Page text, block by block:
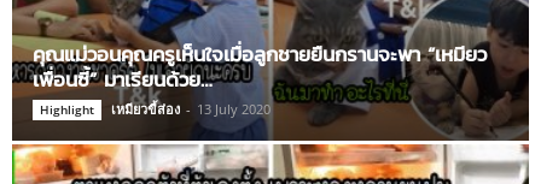
คุณแม่วอนคุณครูเห็นใจเมื่อลูกชายยืนกรานจะพา “เหมียว
เพื่อนซี้” มาเรียนด้วย…
Highlight เหมียวขี้ส่อง - 13 July 2020